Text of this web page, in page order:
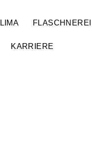
FLASCHNEREI
KARRIERE